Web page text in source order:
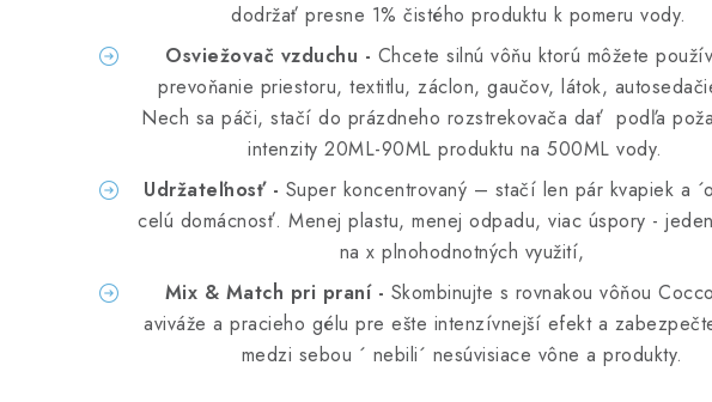
dodržať presne 1% čistého produktu k pomeru vody.
Osviežovač vzduchu - Chcete silnú vôňu ktorú môžete
prevoňanie priestoru, textitlu, záclon, gaučov, látok,
Nech sa páči, stačí do prázdneho rozstrekovača dať podľa
intenzity 20ML-90ML produktu na 500ML vody.
Udržateľnosť - Super koncentrovaný – stačí len pár kvapiek a
celú domácnosť. Menej plastu, menej odpadu, viac úspory -
na x plnohodnotných využití,
Mix & Match pri praní - Skombinujte s rovnakou vôňou
aviváže a pracieho gélu pre ešte intenzívnejší efekt a
medzi sebou ´ nebili´ nesúvisiace vône a produkty.